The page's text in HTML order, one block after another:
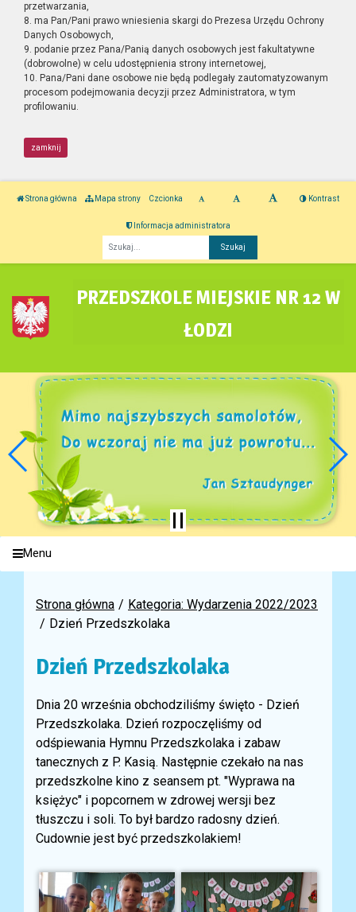
przetwarzania,
8. ma Pan/Pani prawo wniesienia skargi do Prezesa Urzędu Ochrony
Danych Osobowych,
9. podanie przez Pana/Panią danych osobowych jest fakultatywne
(dobrowolne) w celu udostępnienia strony internetowej,
10. Pana/Pani dane osobowe nie będą podlegały zautomatyzowanym
procesom podejmowania decyzji przez Administratora, w tym
profilowaniu.
zamknij
Strona główna Mapa strony Czcionka Kontrast
Informacja administratora
PRZEDSZKOLE MIEJSKIE NR 12 W
ŁODZI
Menu
Strona główna
Kategoria: Wydarzenia 2022/2023
Dzień Przedszkolaka
Dzień Przedszkolaka
Dnia 20 września obchodziliśmy święto - Dzień
Przedszkolaka. Dzień rozpoczęliśmy od
odśpiewania Hymnu Przedszkolaka i zabaw
tanecznych z P. Kasią. Następnie czekało na nas
przedszkolne kino z seansem pt. "Wyprawa na
księżyc" i popcornem w zdrowej wersji bez
tłuszczu i soli. To był bardzo radosny dzień.
Cudownie jest być przedszkolakiem!